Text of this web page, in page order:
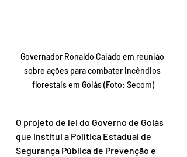
Governador Ronaldo Caiado em reunião
sobre ações para combater incêndios
florestais em Goiás (Foto: Secom)
O projeto de lei do Governo de Goiás
que institui a Política Estadual de
Segurança Pública de Prevenção e